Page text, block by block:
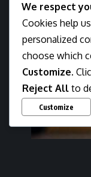
Last
We respect
Cookies help
personalized
choose which
Customize.
Reject All to
Customize